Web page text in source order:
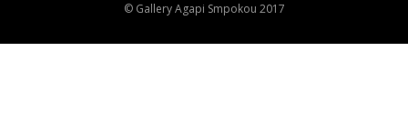
© Gallery Agapi Smpokou 2017